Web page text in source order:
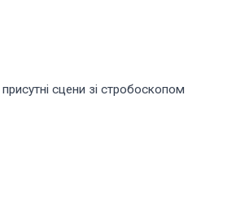
сцени зі стробоскопом